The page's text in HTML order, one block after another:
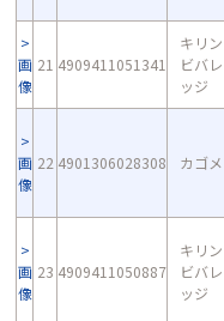
画
像
21 4909411051341
キリン
ビバレ
ッジ
画
像
22 4901306028308 カゴメ
画
像
23 4909411050887
キリン
ビバレ
ッジ